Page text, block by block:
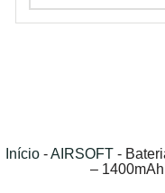
Início -AIRSOFT -
–